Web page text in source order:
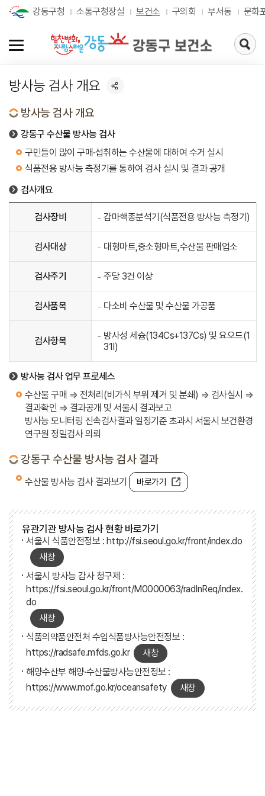
강동구청 소통구청장실 보건소 구의회 부서동 문화
검
색
방사능 검사 개요
방사능 검사 개요
강동구 수산물 방사능 검사
구민들이 많이 구매·섭취하는 수산물에 대하여 수거 실시
식품전용 방사능 측정기를 통하여 검사 실시 및 결과 공개
검사개요
검사장비 감마핵종분석기(식품전용 방사능 측정기)
검사대상 대형마트,중소형마트,수산물 판매업소
검사주기 주당 3건 이상
검사품목 다소비 수산물 및 수산물 가공품
검사항목
방사성 세슘(134Cs+137Cs) 및 요오드(1
31I)
방사능 검사 업무 프로세스
수산물 구매 ⇒ 전처리(비가식 부위 제거 및 분쇄) ⇒ 검사실시 ⇒
결과확인 ⇒ 결과공개 및 서울시 결과보고
방사능 모니터링 신속검사결과 일정기준 초과시 서울시 보건환경
연구원 정밀검사 의뢰
강동구 수산물 방사능 검사 결과
수산물 방사능 검사 결과보기 바로가기
유관기관 방사능 검사 현황 바로가기
서울시 식품안전정보 : http://fsi.seoul.go.kr/front/index.do
새창
서울시 방사능 감사 청구제 :
https://fsi.seoul.go.kr/front/M0000063/radInReq/index.
do
새창
식품의약품안전처 수입식품방사능안전정보 :
https://radsafe.mfds.go.kr
새창
해양수산부 해양·수산물방사능안전정보 :
https://www.mof.go.kr/oceansafety
새창